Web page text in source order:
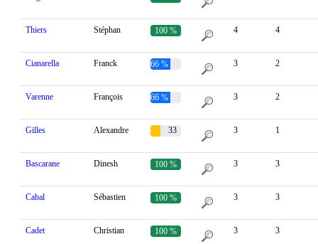
Thiers Stéphan 100 % 4 4
Cianarella Franck 66 % 3 2
Varenne François 66 % 3 2
Gilles Alexandre
33
3 1
Bascarane Dinesh 100 % 3 3
Cabal Sébastien 100 % 3 3
Cadet Christian 100 % 3 3